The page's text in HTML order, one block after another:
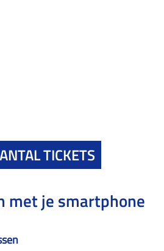
TICKETS
met je smartphone